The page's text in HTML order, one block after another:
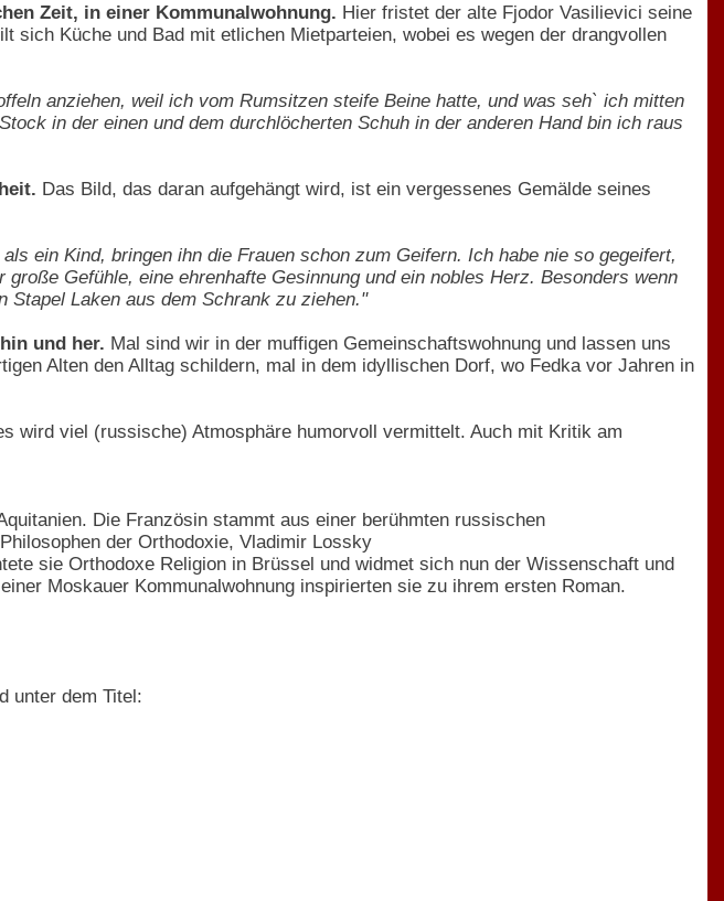
Zeit, in einer Kommunalwohnung. Hier fristet der alte Fjodor Vasilievici seine
sich Küche und Bad mit etlichen Mietparteien, wobei es wegen der drangvollen
anziehen, weil ich vom Rumsitzen steife Beine hatte, und was seh` ich mitten
in der einen und dem durchlöcherten Schuh in der anderen Hand bin ich raus
Das Bild, das daran aufgehängt wird, ist ein vergessenes Gemälde seines
ein Kind, bringen ihn die Frauen schon zum Geifern. Ich habe nie so gegeifert,
Gefühle, eine ehrenhafte Gesinnung und ein nobles Herz. Besonders wenn
Stapel Laken aus dem Schrank zu ziehen."
und her. Mal sind wir in der muffigen Gemeinschaftswohnung und lassen uns
Alten den Alltag schildern, mal in dem idyllischen Dorf, wo Fedka vor Jahren in
wird viel (russische) Atmosphäre humorvoll vermittelt. Auch mit Kritik am
Die Französin stammt aus einer berühmten russischen
der Orthodoxie, Vladimir Lossky
sie Orthodoxe Religion in Brüssel und widmet sich nun der Wissenschaft und
Moskauer Kommunalwohnung inspirierten sie zu ihrem ersten Roman.
unter dem Titel: